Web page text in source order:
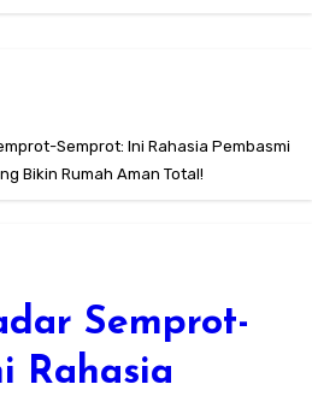
Semprot: Ini Rahasia Pembasmi
Bikin Rumah Aman Total!
Semprot-
Rahasia